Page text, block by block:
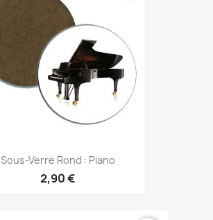
Sous-Verre Rond : Piano
2,90 €